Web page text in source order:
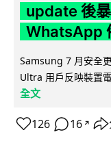
update 後
WhatsApp
Samsung 7 月安全
Ultra 用戶反映裝置
全文
126 16 ↗